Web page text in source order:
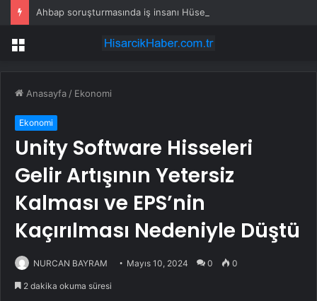
Menü
Anasayfa / Ekonomi
Ekonomi
Unity Software Hisseleri
Gelir Artışının Yetersiz
Kalması ve EPS’nin
Kaçırılması Nedeniyle Düştü
NURCAN BAYRAM Mayıs 10, 2024 0 0
2 dakika okuma süresi